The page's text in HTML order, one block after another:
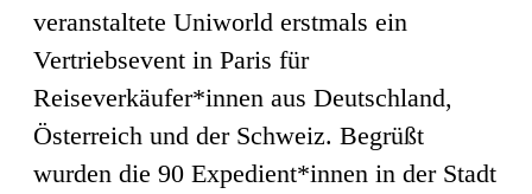
veranstaltete Uniworld erstmals ein
Vertriebsevent in Paris für
Reiseverkäufer*innen aus Deutschland,
Österreich und der Schweiz. Begrüßt
wurden die 90 Expedient*innen in der Stadt